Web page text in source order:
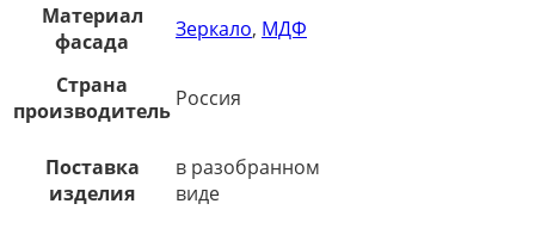
Материал
фасада
Зеркало, МДФ
Страна
производитель Россия
Поставка
изделия
в разобранном
виде